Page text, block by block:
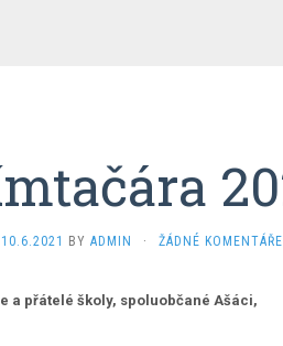
10.6.2021 BY ADMIN · ŽÁDNÉ KOMENTÁŘE
a přátelé školy, spoluobčané Ašáci,